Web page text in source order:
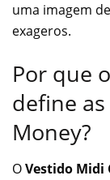
uma imagem
exageros.
Por que
define
Money?
OVestido Midi